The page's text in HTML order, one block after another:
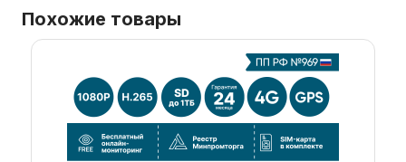
Похожие товары